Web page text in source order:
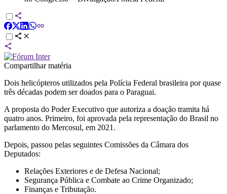
Compartilhar matéria
Dois helicópteros utilizados pela Polícia Federal brasileira por quase
três décadas podem ser doados para o Paraguai.
A proposta do Poder Executivo que autoriza a doação tramita há
quatro anos. Primeiro, foi aprovada pela representação do Brasil no
parlamento do Mercosul, em 2021.
Depois, passou pelas seguintes Comissões da Câmara dos
Deputados:
Relações Exteriores e de Defesa Nacional;
Segurança Pública e Combate ao Crime Organizado;
Finanças e Tributação.